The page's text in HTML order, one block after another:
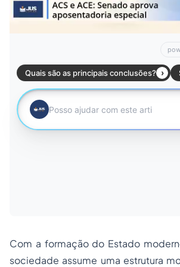
Com a formação do Estado
sociedade assume uma estrutura